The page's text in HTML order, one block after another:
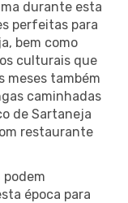
durante esta
perfeitas para
bem como
culturais que
meses também
caminhadas
de Sartaneja
restaurante
época para